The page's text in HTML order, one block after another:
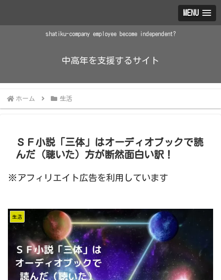
MENU
shatiku-company employee become independent?
中高年を支援するサイト
ホーム 生活
ＳＦ小説「三体」はオーディオブックで読
んだ（聴いた）方が断然面白い訳！
※アフィリエイト広告を利用しています
生活